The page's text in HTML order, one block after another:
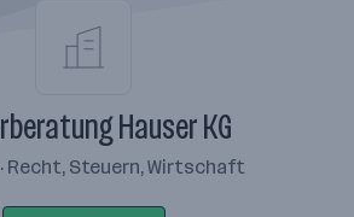
Hauser KG
Recht, Steuern, Wirtschaft